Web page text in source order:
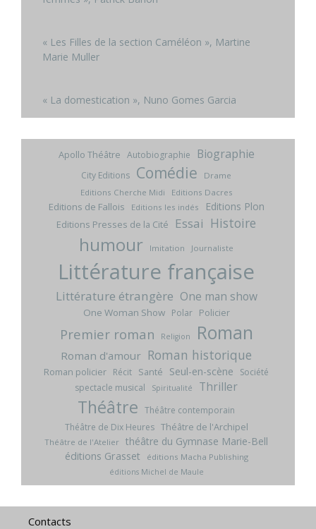
« Les Filles de la section Caméléon », Martine
Marie Muller
« La domestication », Nuno Gomes Garcia
Apollo Théâtre Autobiographie Biographie
City Editions Comédie
Drame
Editions Cherche Midi
Editions Dacres
Editions de Fallois Editions les indés Editions Plon
Editions Presses de la Cité Essai Histoire
humour Imitation Journaliste
Littérature française
Littérature étrangère One man show
One Woman Show Polar Policier
Premier roman Religion Roman
Roman d'amour Roman historique
Roman policier Récit Santé Seul-en-scène
Société
spectacle musical
Spiritualité Thriller
Théâtre Théâtre contemporain
Théâtre de Dix Heures Théâtre de l'Archipel
Théâtre de l'Atelier théâtre du Gymnase Marie-Bell
éditions Grasset
éditions Macha Publishing
éditions Michel de Maule
Contacts